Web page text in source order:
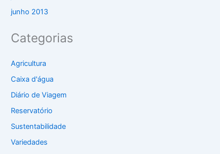
junho 2013
Categorias
Agricultura
Caixa d'água
Diário de Viagem
Reservatório
Sustentabilidade
Variedades